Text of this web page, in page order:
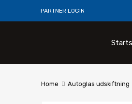
PARTNER LOGIN
Home Autoglas udskiftning